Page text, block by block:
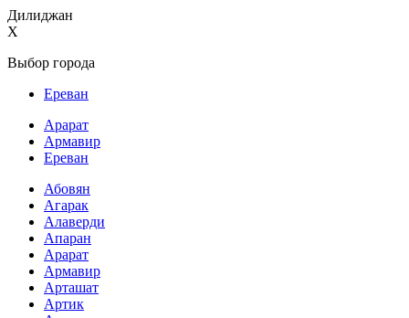
Дилиджан
X
Выбор города
Ереван
Арарат
Армавир
Ереван
Абовян
Агарак
Алаверди
Апаран
Арарат
Армавир
Арташат
Артик